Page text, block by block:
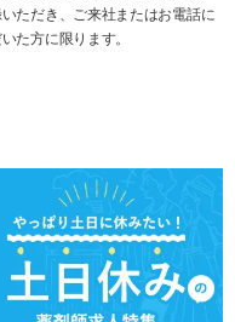
ただき、ご来社またはお電話に
た方に限ります。